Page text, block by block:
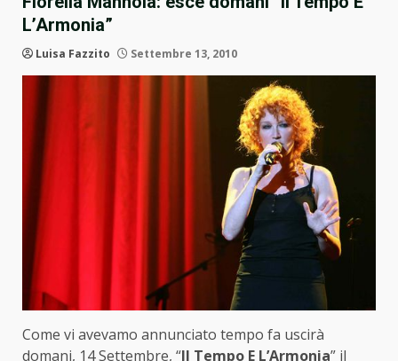
L’Armonia”
Luisa Fazzito Settembre 13, 2010
Come vi avevamo annunciato tempo fa uscirà
domani, 14 Settembre, “Il Tempo E L’Armonia” il